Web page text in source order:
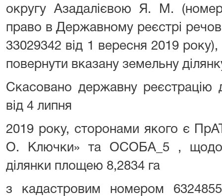
округу Азадалієвою Я. М.
право в Державному реєстрі
33029342 від 1 вересня 2019 року),
повернути вказану земельну
Скасовано державну реєстрацію
від 4 липня
2019 року, сторонами якого є
О. Ключки» та ОСОБА_5 , щодо
ділянки площею 8,2834 га
з кадастровим номером